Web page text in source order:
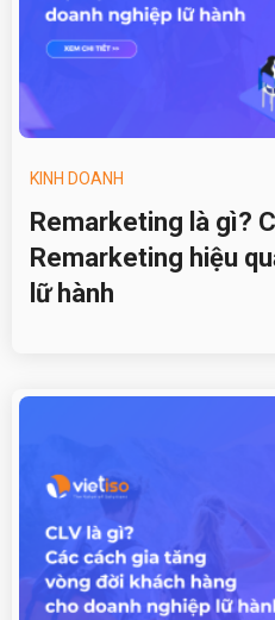
KINH DOANH
Remarketing là gì?
Remarketing hiệu
lữ hành